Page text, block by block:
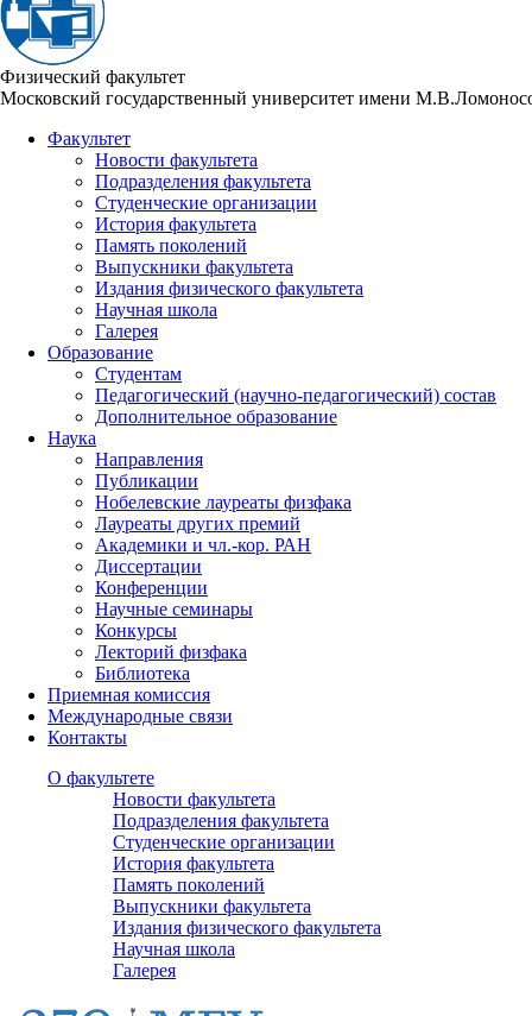
Физический факультет
Московский государственный университет имени
Факультет
Новости факультета
Подразделения факультета
Студенческие организации
История факультета
Память поколений
Выпускники факультета
Издания физического факультета
Научная школа
Галерея
Образование
Студентам
Педагогический (научно-педагогический) состав
Дополнительное образование
Наука
Направления
Публикации
Нобелевские лауреаты физфака
Лауреаты других премий
Академики и чл.-кор. РАН
Диссертации
Конференции
Научные семинары
Конкурсы
Лекторий физфака
Библиотека
Приемная комиссия
Международные связи
Контакты
О факультете
Новости факультета
Подразделения факультета
Студенческие организации
История факультета
Память поколений
Выпускники факультета
Издания физического факультета
Научная школа
Галерея